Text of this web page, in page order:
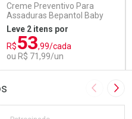
Creme Preventivo Para
Assaduras Bepantol Baby
Toy Story Personagens
Sortidos 120g
Leve 2 itens por
R$53,99/cada
ou R$ 71,99/un
Por Menos
Imagem